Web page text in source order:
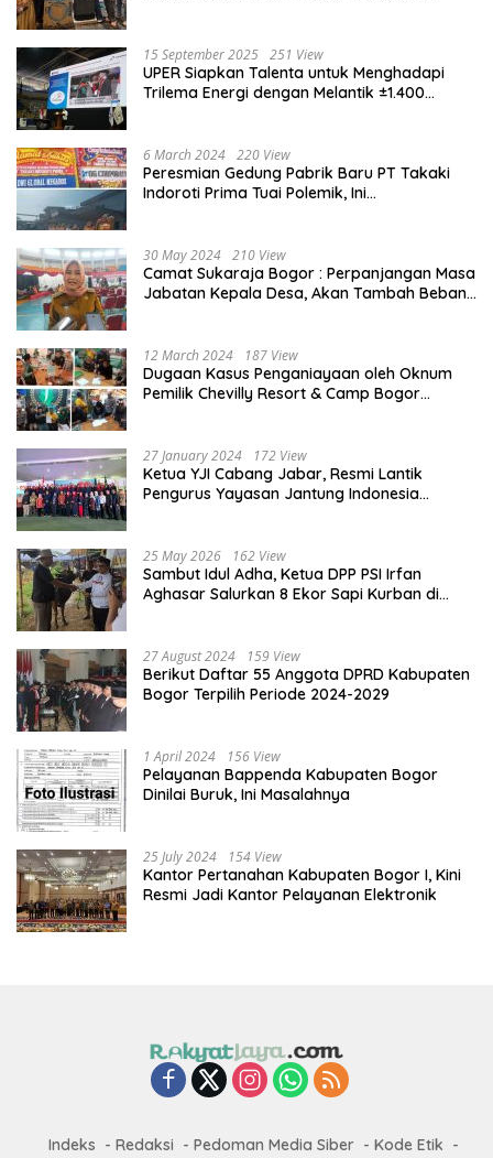
15 September 2025 251 View
UPER Siapkan Talenta untuk Menghadapi
Trilema Energi dengan Melantik ±1.400
6 March 2024 220 View
Peresmian Gedung Pabrik Baru PT Takaki
Indoroti Prima Tuai Polemik, Ini
30 May 2024 210 View
Camat Sukaraja Bogor : Perpanjangan Masa
Jabatan Kepala Desa, Akan Tambah Beban
12 March 2024 187 View
Dugaan Kasus Penganiayaan oleh Oknum
Pemilik Chevilly Resort & Camp Bogor
27 January 2024 172 View
Ketua YJI Cabang Jabar, Resmi Lantik
Pengurus Yayasan Jantung Indonesia
25 May 2026 162 View
Sambut Idul Adha, Ketua DPP PSI Irfan
Aghasar Salurkan 8 Ekor Sapi Kurban di
27 August 2024 159 View
Berikut Daftar 55 Anggota DPRD Kabupaten
Bogor Terpilih Periode 2024-2029
1 April 2024 156 View
Pelayanan Bappenda Kabupaten Bogor
Dinilai Buruk, Ini Masalahnya
25 July 2024 154 View
Kantor Pertanahan Kabupaten Bogor I, Kini
Resmi Jadi Kantor Pelayanan Elektronik
Indeks Redaksi Pedoman Media Siber Kode Etik